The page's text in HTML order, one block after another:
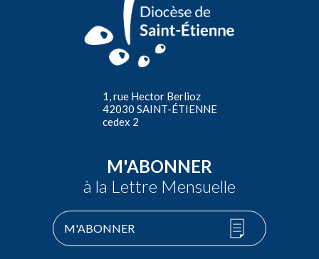
1, rue Hector Berlioz
42030 SAINT-ÉTIENNE
cedex 2
M'ABONNER
à la Lettre Mensuelle
M'ABONNER